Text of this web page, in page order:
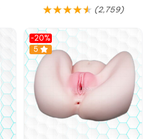
(2,759)
-20%
Hot
5